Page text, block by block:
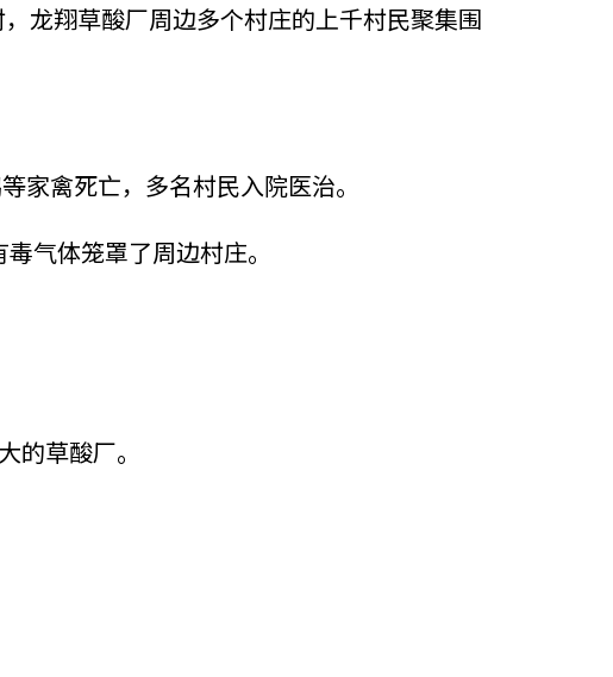
龙翔草酸厂周边多个村庄的上千村民聚集围
家禽死亡，多名村民入院医治。
气体笼罩了周边村庄。
草酸厂。